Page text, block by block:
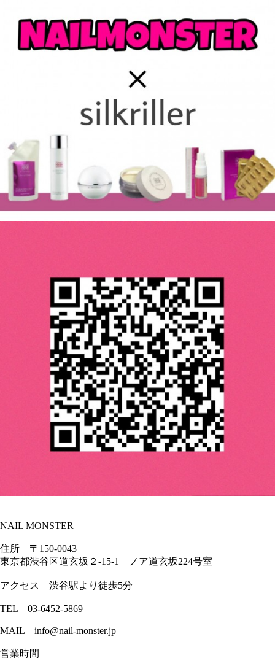
NAIL MONSTER
住所 〒150-0043
東京都渋谷区道玄坂２-15-1 ノア道玄坂224号室
アクセス 渋谷駅より徒歩5分
TEL 03-6452-5869
MAIL info@nail-monster.jp
営業時間